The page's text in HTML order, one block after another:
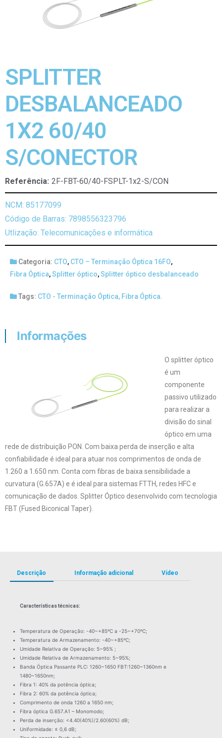
SPLITTER
DESBALANCEADO
1X2 60/40
S/CONECTOR
Referência: 2F-FBT-60/40-FSPLT-1x2-S/CON
NCM: 85177099
Código de Barras: 7898556323796
Utlização: Telecomunicações e informática
Categoria: CTO, CTO – Terminação Óptica 16FO,
Fibra Óptica,Splitter óptico,Splitter óptico desbalanceado
Tags: CTO - Terminação Óptica, Fibra Óptica.
Informações
O splitter óptico
é um
componente
passivo utilizado
para realizar a
divisão do sinal
óptico em uma
rede de distribuição PON. Com baixa perda de inserção e alta
confiabilidade é ideal para atuar nos comprimentos de onda de
1.260 a 1.650 nm. Conta com fibras de baixa sensibilidade a
curvatura (G.657A) e é ideal para sistemas FTTH, redes HFC e
comunicação de dados. Splitter Óptico desenvolvido com tecnologia
FBT (Fused Biconical Taper).
Descrição Informação adicional Vídeo
Características técnicas:
Temperatura de Operação: -40~+85ºC a -25~+70ºC;
Temperatura de Armazenamento: -40~+85ºC;
Umidade Relativa de Operação: 5~95% ;
Umidade Relativa de Armazenamento: 5~95%;
Banda Óptica Passante PLC: 1260~1650 FBT:1260~1360nm e
1480~1650nm;
Fibra 1: 40% da potência óptica;
Fibra 2: 60% da potência óptica;
Comprimento de onda 1260 a 1650 nm;
Fibra óptica G.657.A1 – Monomodo;
Perda de inserção: <4.40(40%)/2.60(60%) dB;
Uniformidade: ≤ 0,6 dB;